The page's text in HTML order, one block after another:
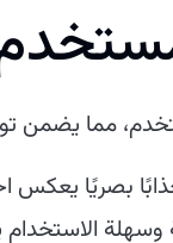
مما
بصريًا يعكس